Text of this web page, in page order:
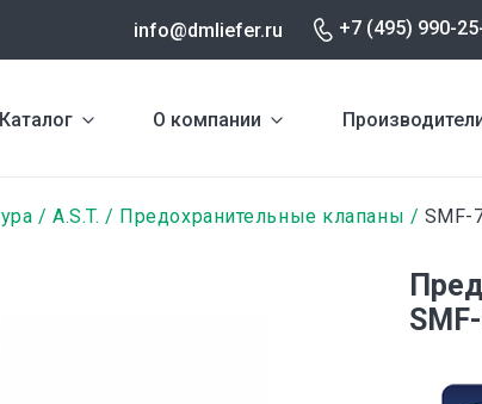
info@dmliefer.ru +7 (495) 990-
Каталог О компании
A.S.T. Предохранительные клапаны SMF-